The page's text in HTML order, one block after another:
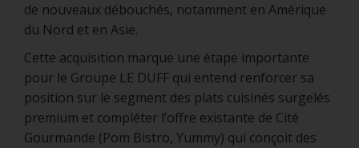
de nouveaux débouchés, notamment en Amérique
du Nord et en Asie.
Cette acquisition marque une étape importante
pour le Groupe LE DUFF qui entend renforcer sa
position sur le segment des plats cuisinés surgelés
premium et compléter l’offre existante de Cité
Gourmande (Pom Bistro, Yummy) qui conçoit des